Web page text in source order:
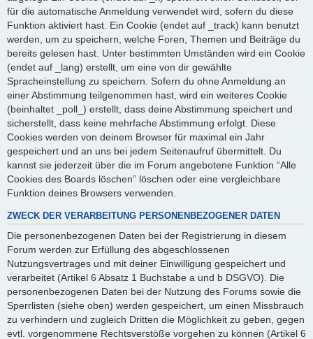
für die automatische Anmeldung verwendet wird, sofern du diese
Funktion aktiviert hast. Ein Cookie (endet auf _track) kann benutzt
werden, um zu speichern, welche Foren, Themen und Beiträge du
bereits gelesen hast. Unter bestimmten Umständen wird ein Cookie
(endet auf _lang) erstellt, um eine von dir gewählte
Spracheinstellung zu speichern. Sofern du ohne Anmeldung an
einer Abstimmung teilgenommen hast, wird ein weiteres Cookie
(beinhaltet _poll_) erstellt, dass deine Abstimmung speichert und
sicherstellt, dass keine mehrfache Abstimmung erfolgt. Diese
Cookies werden von deinem Browser für maximal ein Jahr
gespeichert und an uns bei jedem Seitenaufruf übermittelt. Du
kannst sie jederzeit über die im Forum angebotene Funktion “Alle
Cookies des Boards löschen” löschen oder eine vergleichbare
Funktion deines Browsers verwenden.
ZWECK DER VERARBEITUNG PERSONENBEZOGENER DATEN
Die personenbezogenen Daten bei der Registrierung in diesem
Forum werden zur Erfüllung des abgeschlossenen
Nutzungsvertrages und mit deiner Einwilligung gespeichert und
verarbeitet (Artikel 6 Absatz 1 Buchstabe a und b DSGVO). Die
personenbezogenen Daten bei der Nutzung des Forums sowie die
Sperrlisten (siehe oben) werden gespeichert, um einen Missbrauch
zu verhindern und zugleich Dritten die Möglichkeit zu geben, gegen
evtl. vorgenommene Rechtsverstöße vorgehen zu können (Artikel 6